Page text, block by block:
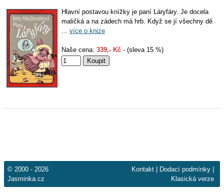
Hlavní postavou knížky je paní Láryfáry. Je docela
maličká a na zádech má hrb. Když se jí všechny dě
... více o knize
Naše cena: 339,- Kč - (sleva 15 %)
© 2000 - 2026
Jasminka.cz
Kontakt Dodací podmínky